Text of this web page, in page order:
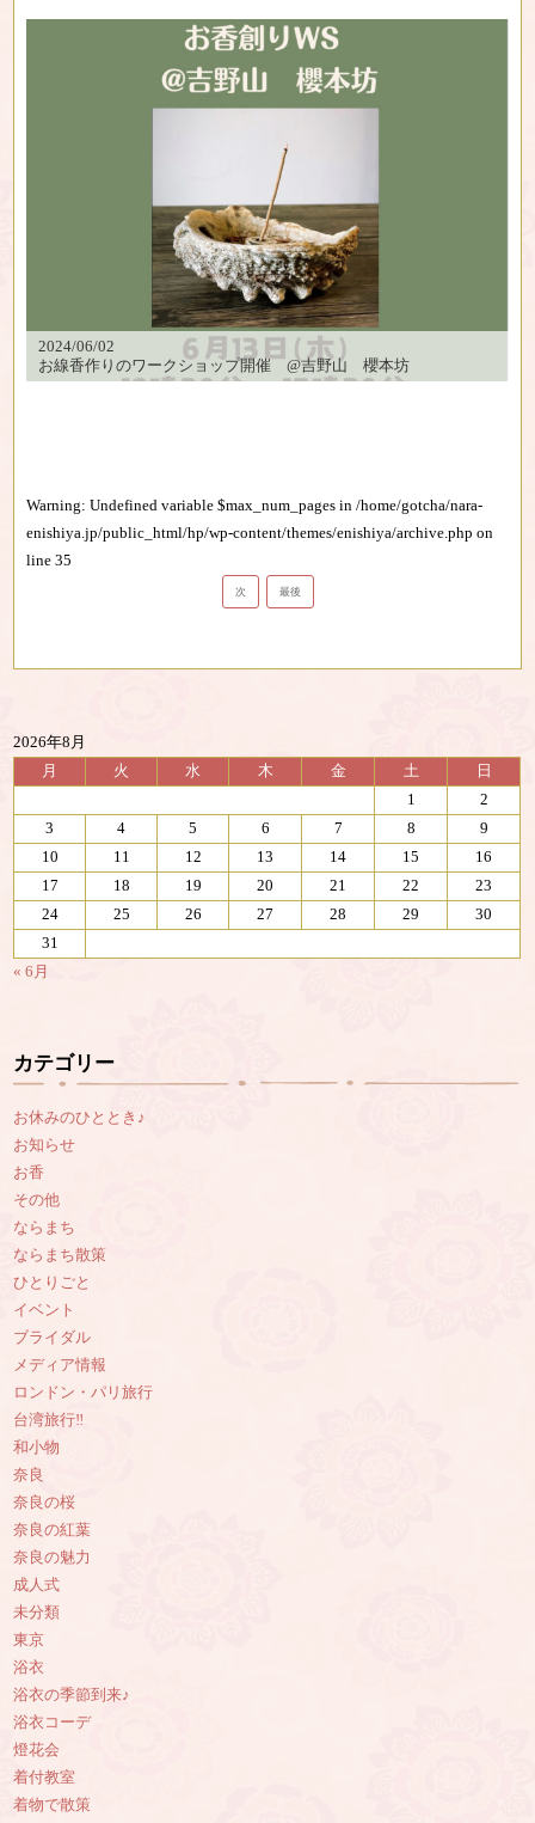
2024/06/02
お線香作りのワークショップ開催 @吉野山 櫻本坊
Warning: Undefined variable $max_num_pages in/home/gotcha/nara-
enishiya.jp/public_html/hp/wp-content/themes/enishiya/archive.php on
line35
次 最後
2026年8月
月
火 水 木 金 土
日
1
2
3
4 5 6 7 8
9
10
11 12 13 14 15
16
17
18 19 20 21 22
23
24
25 26 27 28 29
30
31
« 6月
カテゴリー
お休みのひととき♪
お知らせ
お香
その他
ならまち
ならまち散策
ひとりごと
イベント
ブライダル
メディア情報
ロンドン・パリ旅行
台湾旅行‼︎
和小物
奈良
奈良の桜
奈良の紅葉
奈良の魅力
成人式
未分類
東京
浴衣
浴衣の季節到来♪
浴衣コーデ
燈花会
着付教室
着物で散策